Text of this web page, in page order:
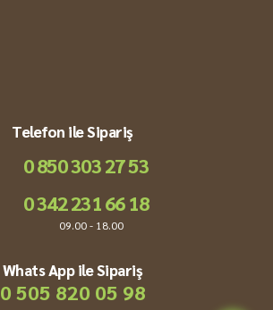
Telefon ile Sipariş
0 850 303 27 53
0 342 231 66 18
09.00 - 18.00
Whats App ile Sipariş
0 505 820 05 98